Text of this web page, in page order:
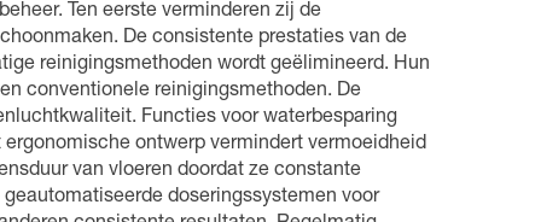
Ten eerste verminderen zij de
De consistente prestaties van de
reinigingsmethoden wordt geëlimineerd. Hun
conventionele reinigingsmethoden. De
Functies voor waterbesparing
ontwerp vermindert vermoeidheid
van vloeren doordat ze constante
doseringssystemen voor